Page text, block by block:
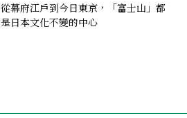
從幕府江戶到今日東京，「富士山」都
是日本文化不變的中心